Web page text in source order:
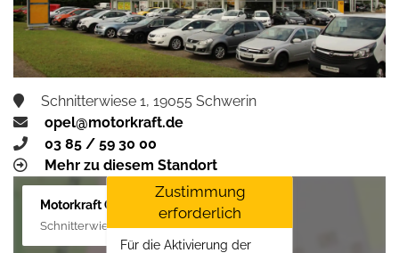
Schnitterwiese 1, 19055 Schwerin
opel@motorkraft.de
03 85 / 59 30 00
Mehr zu diesem Standort
Motorkraft GmbH
Schnitterwiese 1, 19055 Schwerin
Zustimmung
erforderlich
Für die Aktivierung der